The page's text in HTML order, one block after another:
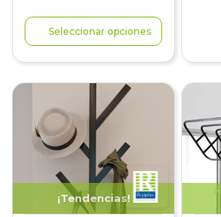
Seleccionar opciones
¡Tendencias!